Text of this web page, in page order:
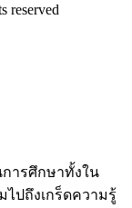
reserved
ารศึกษาทั้งใน
ปถึงเกร็ดความรู้